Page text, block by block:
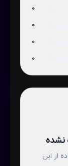
0
0
0
0
نشده
از این